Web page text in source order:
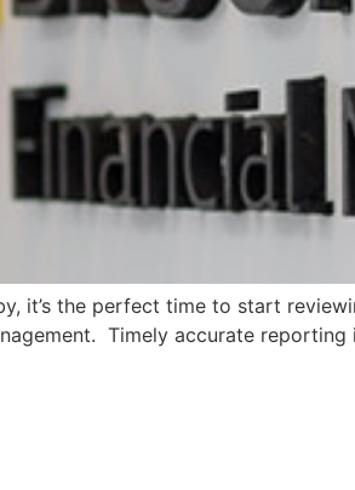
it’s the perfect time to start
Timely accurate